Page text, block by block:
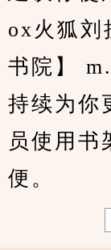
ox火狐刘
书院】
持续为你
员使用书
便。